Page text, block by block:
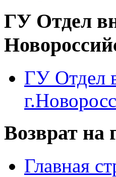
ГУ Отдел
ГУ Отдел
Возврат
Главная